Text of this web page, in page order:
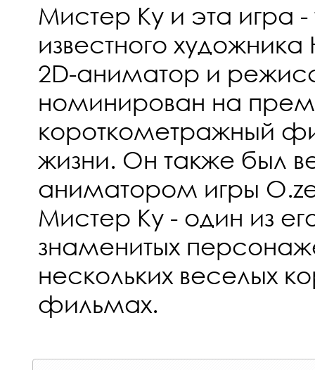
Мистер Ку и эта игра -
известного
2D-аниматор и
номинирован на
короткометражный
жизни. Он также был
аниматором игры
Мистер Ку - один из
знаменитых
нескольких веселых
фильмах.